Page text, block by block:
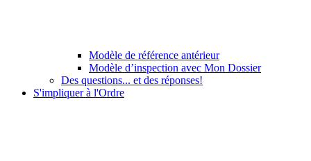
Modèle de référence antérieur
Modèle d’inspection avec Mon Dossier
Des questions... et des réponses!
S'impliquer à l'Ordre